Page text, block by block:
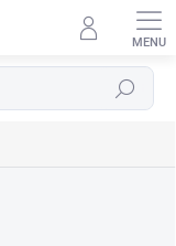
Hledat